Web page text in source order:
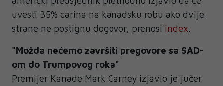
uvesti 35% carina na kanadsku robu ako dvije
strane ne postignu dogovor, prenosi index.
"Možda nećemo završiti pregovore sa SAD-
om do Trumpovog roka"
Premijer Kanade Mark Carney izjavio je jučer